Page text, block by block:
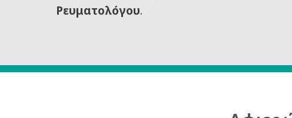
Ρευματολόγου.